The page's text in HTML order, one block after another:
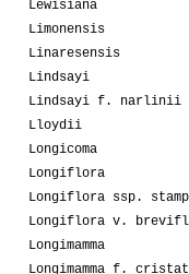
Lewisiana
Limonensis
Linaresensis
Lindsayi
Lindsayi f. narlinii
Lloydii
Longicoma
Longiflora
Longiflora ssp.
Longiflora v.
Longimamma
Longimamma f.